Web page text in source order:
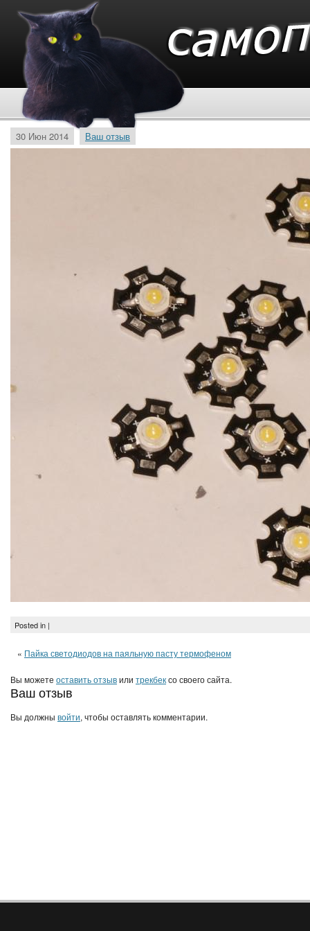
30 Июн 2014 Ваш отзыв
Posted in |
« Пайка светодиодов на паяльную пасту термофеном
Вы можете оставить отзывили трекбексо своего сайта.
Ваш отзыв
Вы должны войти, чтобы оставлять комментарии.